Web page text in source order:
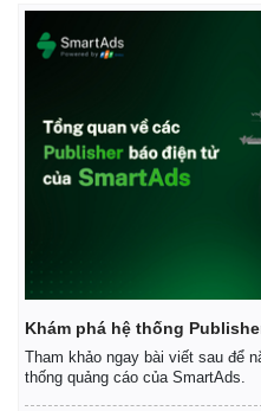
Khám phá hệ thống
Tham khảo ngay bài viết sau để
thống quảng cáo của SmartAds.